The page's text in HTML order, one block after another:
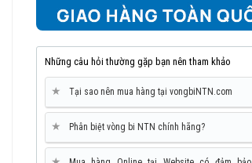
Những câu hỏi thường gặp bạn nên tham khảo
★ Tại sao nên mua hàng tại vongbiNTN.com
★ Phân biệt vòng bi NTN chính hãng?